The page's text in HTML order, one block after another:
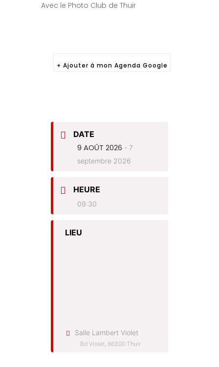
Avec le Photo Club de Thuir
+ Ajouter à mon Agenda Google
DATE
9 AOÛT 2026 - 7
septembre 2026
HEURE
09:30
LIEU
Salle Lambert Violet
Bd Violet, 66300 Thuir